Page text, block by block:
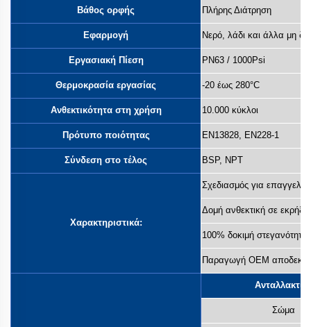
Βάθος ορφής Πλήρης Διάτρηση
Εφαρμογή Νερό, λάδι και άλλα μη
Εργασιακή Πίεση PN63 / 1000Psi
Θερμοκρασία εργασίας -20 έως 280°C
Ανθεκτικότητα στη χρήση 10.000 κύκλοι
Πρότυπο ποιότητας EN13828, EN228-1
Σύνδεση στο τέλος BSP, NPT
Χαρακτηριστικά:
Σχεδιασμός για
Δομή ανθεκτική σε
100% δοκιμή
Παραγωγή OEM αποδεκτή
Σώμα